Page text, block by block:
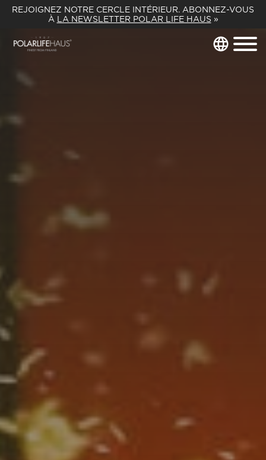
REJOIGNEZ NOTRE CERCLE INTÉRIEUR. ABONNEZ-VOUS
À LA NEWSLETTER POLAR LIFE HAUS »